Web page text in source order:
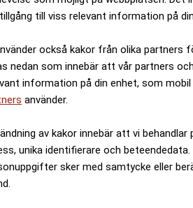
till viss relevant information på
också kakor från olika partners
nedan som innebär att vår partners
information på din enhet, som
använder.
av kakor innebär att vi
unika identifierare och beteendedata.
sker med samtycke eller